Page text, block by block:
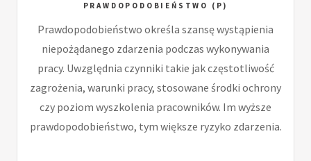
PRAWDOPODOBIEŃSTWO (P)
Prawdopodobieństwo określa szansę wystąpienia
niepożądanego zdarzenia podczas wykonywania
pracy. Uwzględnia czynniki takie jak częstotliwość
zagrożenia, warunki pracy, stosowane środki ochrony
czy poziom wyszkolenia pracowników. Im wyższe
prawdopodobieństwo, tym większe ryzyko zdarzenia.